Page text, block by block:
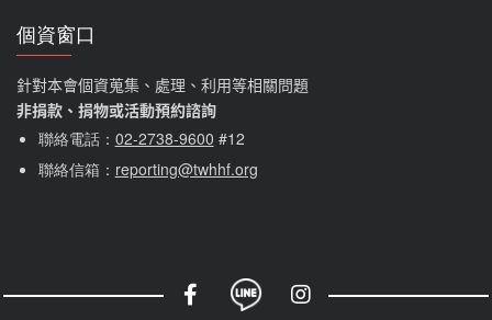
個資窗口
針對本會個資蒐集、處理、利用等相關問題
非捐款、捐物或活動預約諮詢
聯絡電話： 02-2738-9600 #12
聯絡信箱： reporting@twhhf.org
社群選單